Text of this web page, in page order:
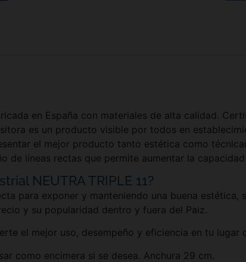
en España con materiales de alta calidad.
es un producto visible por todos en
el mejor producto tanto estética como
de líneas rectas que permite aumentar la
NEUTRA TRIPLE 11?
para exponer y manteniendo una buena
y su popularidad dentro y fuera del Paiz.
el mejor uso, desempeño y eficiencia en tu
como encimera si se desea. Anchura 29 cm.